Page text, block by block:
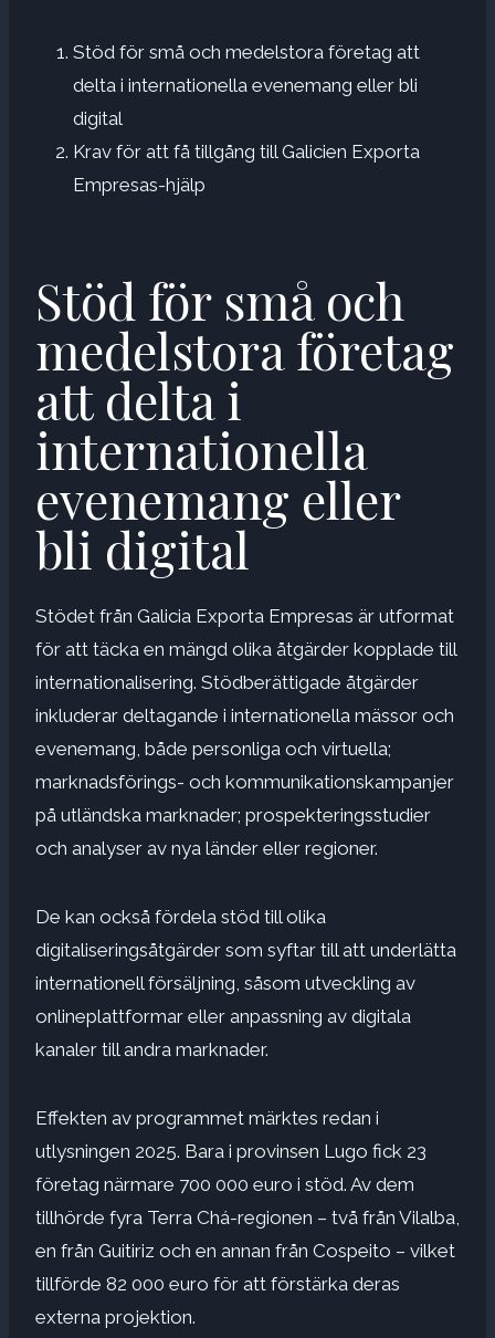
Stöd för små och medelstora företag att
delta i internationella evenemang eller bli
digital
Krav för att få tillgång till Galicien Exporta
Empresas-hjälp
Stöd för små och
medelstora företag
att delta i
internationella
evenemang eller
bli digital
Stödet från Galicia Exporta Empresas är utformat
för att täcka en mängd olika åtgärder kopplade till
internationalisering. Stödberättigade åtgärder
inkluderar deltagande i internationella mässor och
evenemang, både personliga och virtuella;
marknadsförings- och kommunikationskampanjer
på utländska marknader; prospekteringsstudier
och analyser av nya länder eller regioner.
De kan också fördela stöd till olika
digitaliseringsåtgärder som syftar till att underlätta
internationell försäljning, såsom utveckling av
onlineplattformar eller anpassning av digitala
kanaler till andra marknader.
Effekten av programmet märktes redan i
utlysningen 2025. Bara i provinsen Lugo fick 23
företag närmare 700 000 euro i stöd. Av dem
tillhörde fyra Terra Chá-regionen – två från Vilalba,
en från Guitiriz och en annan från Cospeito – vilket
tillförde 82 000 euro för att förstärka deras
externa projektion.